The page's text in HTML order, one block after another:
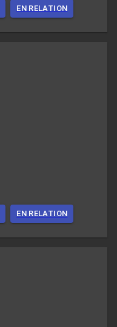
EN RELATION
EN RELATION